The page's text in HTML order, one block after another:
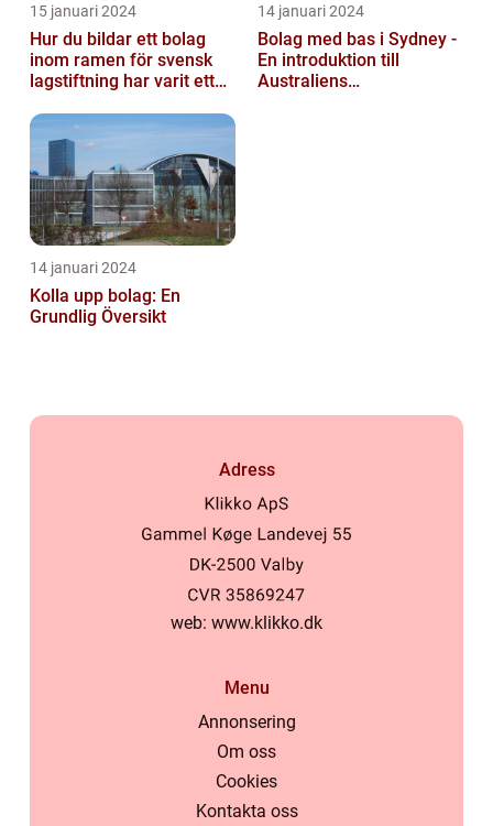
15 januari 2024
Hur du bildar ett bolag
inom ramen för svensk
lagstiftning har varit ett
läng...
14 januari 2024
Bolag med bas i Sydney -
En introduktion till
Australiens
14 januari 2024
Kolla upp bolag: En
Grundlig Översikt
Adress
web: www.klikko.dk
Menu
Annonsering
Om oss
Cookies
Kontakta oss